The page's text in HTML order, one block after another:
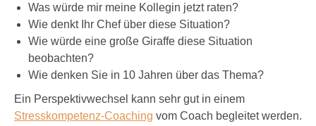
Was würde mir meine Kollegin jetzt raten?
Wie denkt Ihr Chef über diese Situation?
Wie würde eine große Giraffe diese Situation
beobachten?
Wie denken Sie in 10 Jahren über das Thema?
Ein Perspektivwechsel kann sehr gut in einem
Stresskompetenz-Coaching vom Coach begleitet werden.